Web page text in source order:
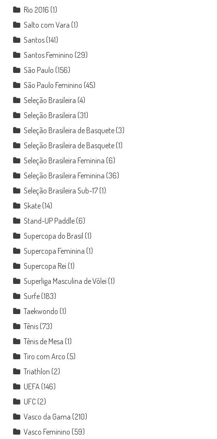
Rio 2016 (1)
Salto com Vara (1)
Santos(141)
Santos Feminino (29)
São Paulo (156)
São Paulo Feminino (45)
Seleção Brasileira (4)
Seleção Brasileira (31)
Seleção Brasileira de Basquete(3)
Seleção Brasileira de Basquete(1)
Seleção Brasileira Feminina (6)
Seleção Brasileira Feminina (36)
Seleção Brasileira Sub-17(1)
Skate(14)
Stand-UP Paddle(6)
Supercopa do Brasil (1)
Supercopa Feminina (1)
Supercopa Rei (1)
Superliga Masculina de Vôlei (1)
Surfe(183)
Taekwondo (1)
Tênis(73)
Tênis de Mesa (1)
Tiro com Arco (5)
Triathlon (2)
UEFA (146)
UFC(2)
Vasco da Gama (210)
Vasco Feminino (59)